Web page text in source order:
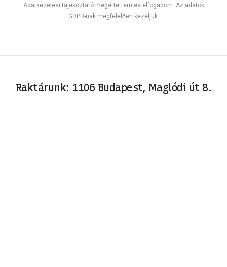
Adatkezelési tájékoztató megértettem és elfogadom. Az adatok
GDPR-nak megfelelően kezeljük.
Raktárunk: 1106 Budapest, Maglódi út 8.